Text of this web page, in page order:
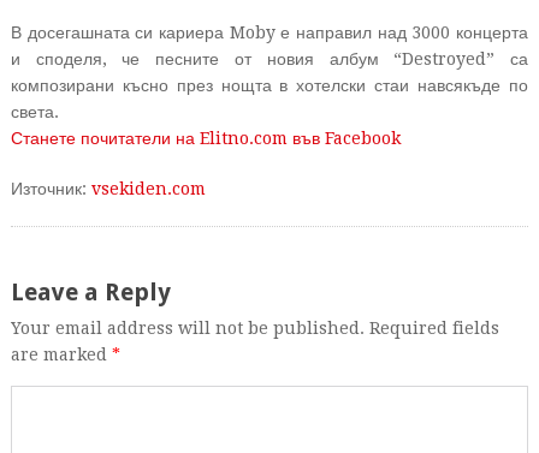
В досегашната си кариера Moby е направил над 3000 концерта
и споделя, че песните от новия албум “Destroyed” са
композирани късно през нощта в хотелски стаи навсякъде по
света.
Станете почитатели на Elitno.com във Facebook
Източник: vsekiden.com
Leave a Reply
Your email address will not be published. Required fields
are marked *